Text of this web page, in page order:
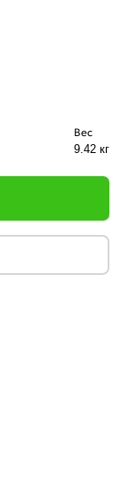
Вес
9.42 кг